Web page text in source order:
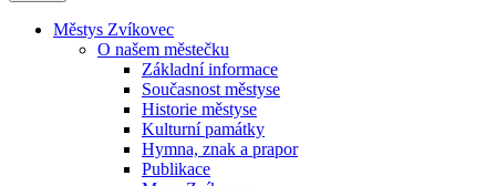
Městys Zvíkovec
O našem městečku
Základní informace
Současnost městyse
Historie městyse
Kulturní památky
Hymna, znak a prapor
Publikace